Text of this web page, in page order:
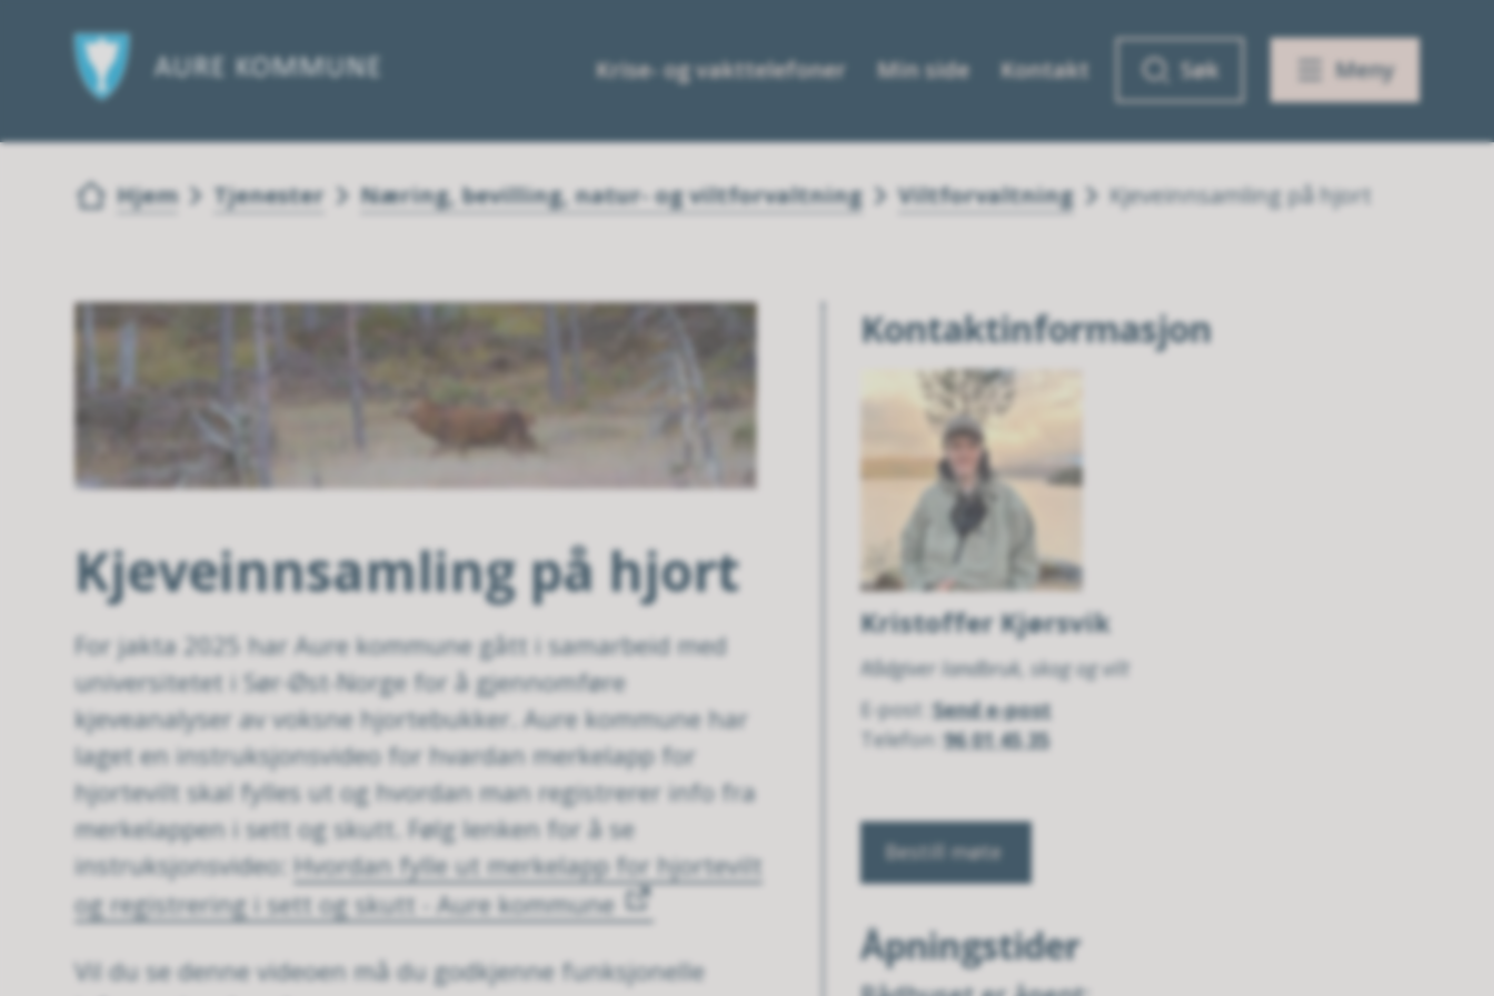
Krise- og vakttelefoner Min side Kontakt Søk Meny
Du er her:
Hjem Tjenester Næring, bevilling, natur- og viltforvaltning Viltforvaltning Kjeveinnsamling på hjort
Kjeveinnsamling på hjort
For jakta 2025 har Aure kommune gått i samarbeid med
universitetet i Sør-Øst-Norge for å gjennomføre
kjeveanalyser av voksne hjortebukker. Aure kommune har
laget en instruksjonsvideo for hvardan merkelapp for
hjortevilt skal fylles ut og hvordan man registrerer info fra
merkelappen i sett og skutt. Følg lenken for å se
instruksjonsvideo:Hvordan fylle ut merkelapp for hjortevilt
og registrering i sett og skutt - Aure kommune
Vil du se denne videoen må du godkjenne funksjonelle
Kontaktinformasjon
Kristoffer Kjørsvik
Rådgiver landbruk, skog og vilt
E-post Send e-post
Telefon 96 01 45 35
Bestill møte
Åpningstider